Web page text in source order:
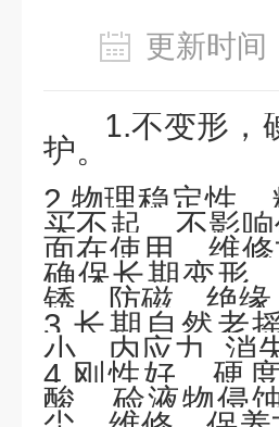
更新时
1.不变形，
护。
2.物理稳定性
买不起，不影
面在使用，维
确保长期变形
锈，防磁，绝缘
3.长期自然老
小，内应力_消
4.刚性好，硬
酸，硷液物侵